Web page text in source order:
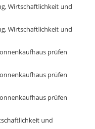
Wirtschaftlichkeit und
Wirtschaftlichkeit und
prüfen
prüfen
prüfen
und